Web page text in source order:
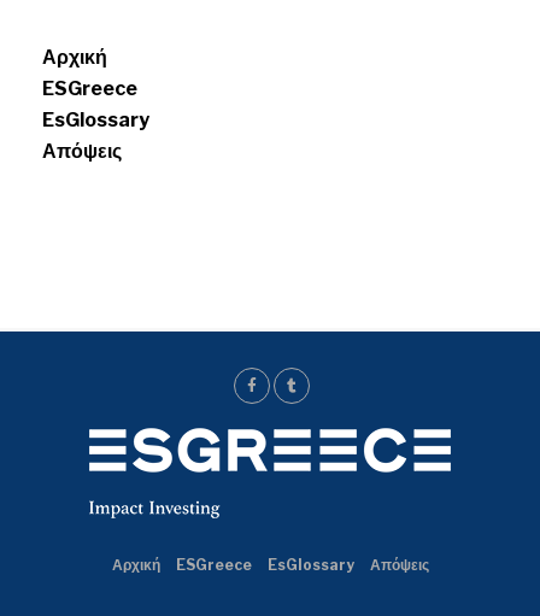
Αρχική
ESGreece
EsGlossary
Απόψεις
Αρχική ESGreece EsGlossary Απόψεις